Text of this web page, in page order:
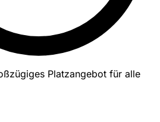
Platzangebot für alle